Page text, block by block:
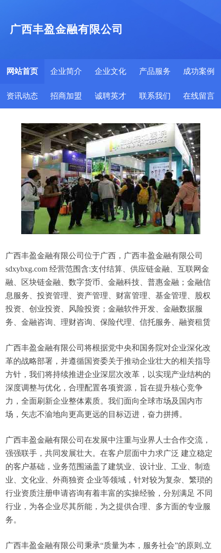
广西丰盈金融有限公司
网站首页 企业简介 企业文化 产品服务 成功案例
资讯动态 招商加盟 诚聘英才 联系我们 在线留言
广西丰盈金融有限公司位于广西，广西丰盈金融有限公司
sdxybxg.com 经营范围含:支付结算、供应链金融、互联网金
融、区块链金融、数字货币、金融科技、普惠金融；金融信
息服务、投资管理、资产管理、财富管理、基金管理、股权
投资、创业投资、风险投资；金融软件开发、金融数据服
务、金融咨询、理财咨询、保险代理、信托服务、融资租赁
广西丰盈金融有限公司将根据党中央和国务院对企业深化改
革的战略部署，并遵循国资委关于推动企业壮大的相关指导
方针，我们将持续推进企业深层次改革，以实现产业结构的
深度调整与优化，合理配置各项资源，旨在提升核心竞争
力，全面刷新企业整体素质。我们面向全球市场及国内市
场，矢志不渝地向更高更远的目标迈进，奋力拼搏。
广西丰盈金融有限公司在发展中注重与业界人士合作交流，
强强联手，共同发展壮大。在客户层面中力求广泛 建立稳定
的客户基础，业务范围涵盖了建筑业、设计业、工业、制造
业、文化业、外商独资 企业等领域，针对较为复杂、繁琐的
行业资质注册申请咨询有着丰富的实操经验，分别满足 不同
行业，为各企业尽其所能，为之提供合理、多方面的专业服
务。
广西丰盈金融有限公司秉承“质量为本，服务社会”的原则,立